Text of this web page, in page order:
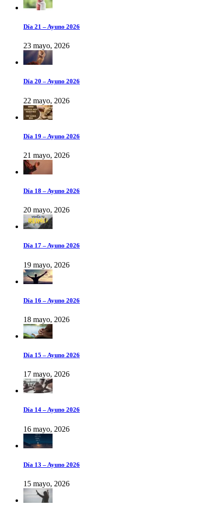
Día 21 – Ayuno 2026
23 mayo, 2026
Día 20 – Ayuno 2026
22 mayo, 2026
Día 19 – Ayuno 2026
21 mayo, 2026
Día 18 – Ayuno 2026
20 mayo, 2026
Día 17 – Ayuno 2026
19 mayo, 2026
Día 16 – Ayuno 2026
18 mayo, 2026
Día 15 – Ayuno 2026
17 mayo, 2026
Día 14 – Ayuno 2026
16 mayo, 2026
Día 13 – Ayuno 2026
15 mayo, 2026